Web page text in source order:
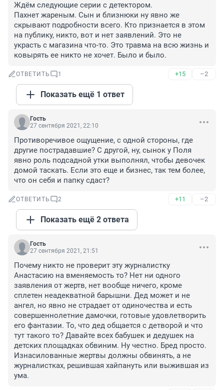
Ждём следующие серии с детектором.
Пахнет жареным. Сын и близнюки ну явно же
скрывают подробности всего. Кто признается в этом
на публику, никто, вот и нет заявлений. Это не
украсть с магазина что-то. Это травма на всю жизнь и
ковырять ее никто не хочет. Было и было.
ОТВЕТИТЬ 1 +15 –2
Показать ещё 1 ответ
Гость
27 сентября 2021, 22:10
Противоречивое ощущение, с одной стороны, где
другие пострадавшие? С другой, ну, сынок у Поля
явно роль подсадной утки выполнял, чтобы девочек
домой таскать. Если это еще и бизнес, так тем более,
что он себя и папку сдаст?
ОТВЕТИТЬ 2 +11 –2
Показать ещё 2 ответа
Гость
27 сентября 2021, 21:51
Почему никто не проверит эту журналистку
Анастасию на вменяемость то? Нет ни одного
заявления от жертв, нет вообще ничего, кроме
сплетен неадекватной барышни. Дед может и не
ангел, но явно не страдает от одиночества и есть
совершеннолетние дамочки, готовые удовлетворить
его фантазии. То, что дед общается с детворой и что
тут такого то? Давайте всех бабушек и дедушек на
детских площадках обвиним. Ну честно. Бред просто.
Изнасилованные жертвы должны обвинять, а не
журналистках, решившая хайпануть или выжившая из
ума.